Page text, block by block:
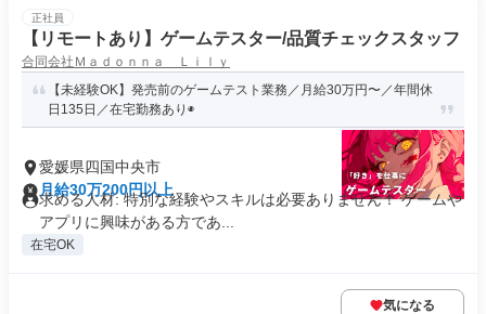
正社員
【リモートあり】ゲームテスター/品質チェックスタッフ
合同会社Ｍａｄｏｎｎａ Ｌｉｌｙ
【未経験OK】発売前のゲームテスト業務／月給30万円〜／年間休
日135日／在宅勤務あり◉
愛媛県四国中央市
月給30万200円以上
求める人材: 特別な経験やスキルは必要ありません！ ゲームや
アプリに興味がある方であ...
在宅OK
気になる